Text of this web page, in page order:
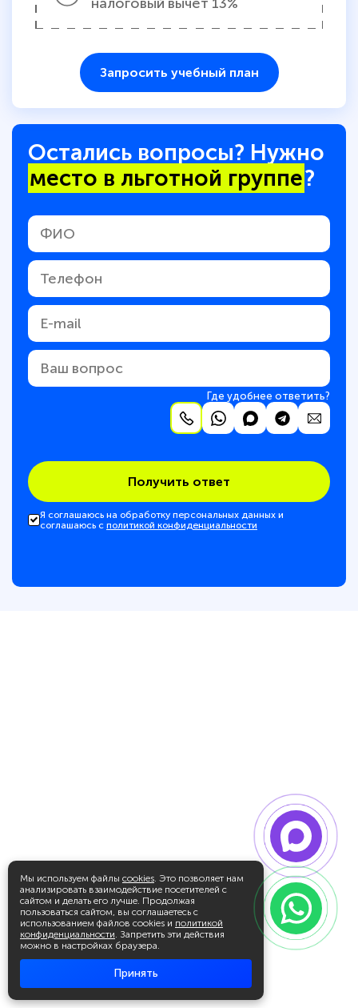
Мы используем файлы cookies. Это позволяет нам
анализировать взаимодействие посетителей с
сайтом и делать его лучше. Продолжая
пользоваться сайтом, вы соглашаетесь с
использованием файлов cookies и политикой
конфиденциальности. Запретить эти действия
можно в настройках браузера.
Принять
Запросить учебный план
Остались вопросы? Нужно
место в льготной группе?
Где удобнее ответить?
Получить ответ
Я соглашаюсь на обработку персональных данных и
соглашаюсь с политикой конфиденциальности